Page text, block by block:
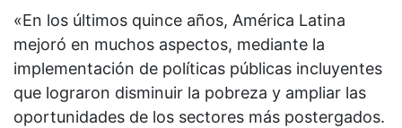
«En los últimos quince años, América Latina
mejoró en muchos aspectos, mediante la
implementación de políticas públicas incluyentes
que lograron disminuir la pobreza y ampliar las
oportunidades de los sectores más postergados.